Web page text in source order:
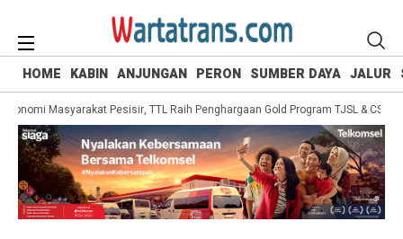
HOME KABIN ANJUNGAN PERON SUMBER DAYA JALUR
Masyarakat Pesisir, TTL Raih Penghargaan Gold Program TJSL & CSR